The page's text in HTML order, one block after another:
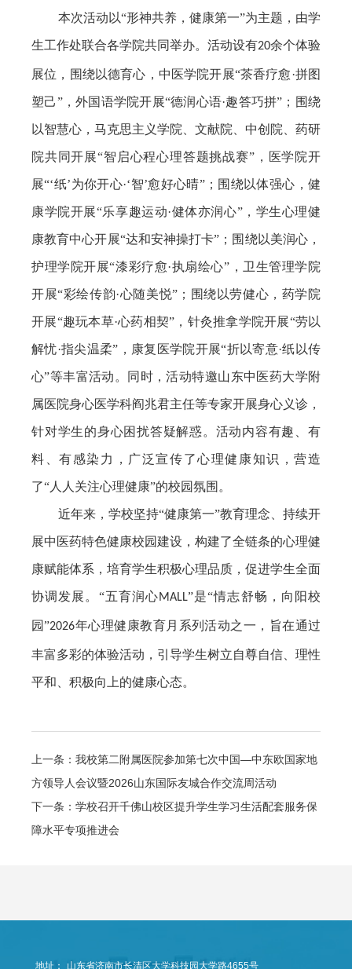
本次活动以“形神共养，健康第一”为主题，由学
生工作处联合各学院共同举办。活动设有20余个体验
展位，围绕以德育心，中医学院开展“茶香疗愈·拼图
塑己”，外国语学院开展“德润心语·趣答巧拼”；围绕
以智慧心，马克思主义学院、文献院、中创院、药研
院共同开展“智启心程心理答题挑战赛”，医学院开
展“‘纸’为你开心·‘智’愈好心晴”；围绕以体强心，健
康学院开展“乐享趣运动·健体亦润心”，学生心理健
康教育中心开展“达和安神操打卡”；围绕以美润心，
护理学院开展“漆彩疗愈·执扇绘心”，卫生管理学院
开展“彩绘传韵·心随美悦”；围绕以劳健心，药学院
开展“趣玩本草·心药相契”，针灸推拿学院开展“劳以
解忧·指尖温柔”，康复医学院开展“折以寄意·纸以传
心”等丰富活动。同时，活动特邀山东中医药大学附
属医院身心医学科阎兆君主任等专家开展身心义诊，
针对学生的身心困扰答疑解惑。活动内容有趣、有
料、有感染力，广泛宣传了心理健康知识，营造
了“人人关注心理健康”的校园氛围。
近年来，学校坚持“健康第一”教育理念、持续开
展中医药特色健康校园建设，构建了全链条的心理健
康赋能体系，培育学生积极心理品质，促进学生全面
协调发展。“五育润心MALL”是“情志舒畅，向阳校
园”2026年心理健康教育月系列活动之一，旨在通过
丰富多彩的体验活动，引导学生树立自尊自信、理性
平和、积极向上的健康心态。
上一条：我校第二附属医院参加第七次中国—中东欧国家地
方领导人会议暨2026山东国际友城合作交流周活动
下一条：学校召开千佛山校区提升学生学习生活配套服务保
障水平专项推进会
地址： 山东省济南市长清区大学科技园大学路4655号